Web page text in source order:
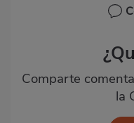
Comparte
la